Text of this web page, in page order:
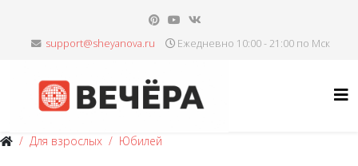
Ежедневно 10:00 - 21:00 по Мск
Для взрослых Юбилей